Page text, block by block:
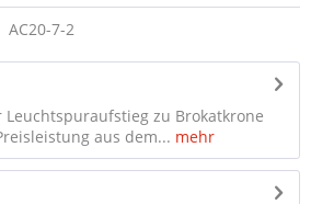
AC20-7-2
Leuchtspuraufstieg zu Brokatkrone
aus dem... mehr